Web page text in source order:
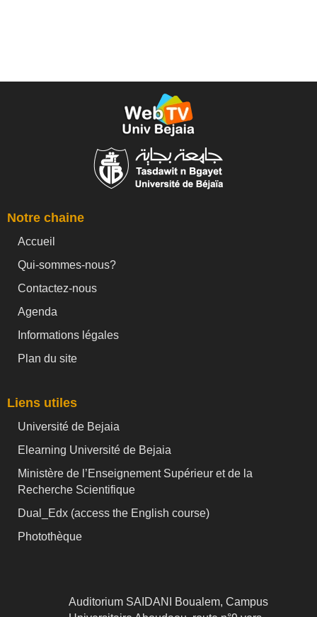
Notre chaine
Accueil
Qui-sommes-nous?
Contactez-nous
Agenda
Informations légales
Plan du site
Liens utiles
Université de Bejaia
Elearning Université de Bejaia
Ministère de l’Enseignement Supérieur et de la
Recherche Scientifique
Dual_Edx (access the English course)
Photothèque
Auditorium SAIDANI Boualem, Campus